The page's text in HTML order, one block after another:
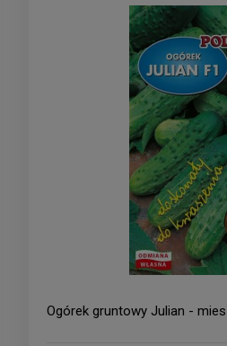
Ogórek gruntowy Julian -